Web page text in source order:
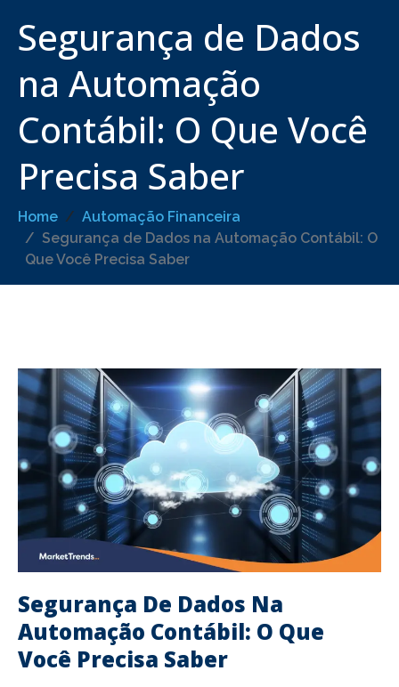
Segurança de Dados
na Automação
Contábil: O Que Você
Precisa Saber
Home
Automação Financeira
Segurança de Dados na Automação Contábil: O
Que Você Precisa Saber
Segurança De Dados Na
Automação Contábil: O Que
Você Precisa Saber